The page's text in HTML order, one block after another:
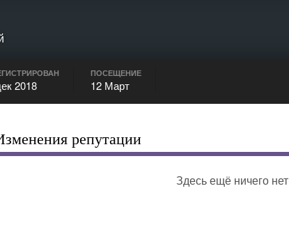
2018
ПОСЕЩЕНИЕ
12 Март
репутации
Здесь ещё ничего нет